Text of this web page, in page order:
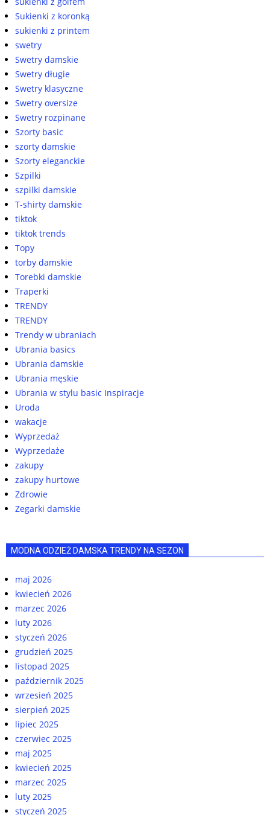
Sukienki z koronką
sukienki z printem
swetry
Swetry damskie
Swetry długie
Swetry klasyczne
Swetry oversize
Swetry rozpinane
Szorty basic
szorty damskie
Szorty eleganckie
Szpilki
szpilki damskie
T-shirty damskie
tiktok
tiktok trends
Topy
torby damskie
Torebki damskie
Traperki
TRENDY
TRENDY
Trendy w ubraniach
Ubrania basics
Ubrania damskie
Ubrania męskie
Ubrania w stylu basic Inspiracje
Uroda
wakacje
Wyprzedaż
Wyprzedaże
zakupy
zakupy hurtowe
Zdrowie
Zegarki damskie
MODNA ODZIEŻ DAMSKA TRENDY NA SEZON
maj 2026
kwiecień 2026
marzec 2026
luty 2026
styczeń 2026
grudzień 2025
listopad 2025
październik 2025
wrzesień 2025
sierpień 2025
lipiec 2025
czerwiec 2025
maj 2025
kwiecień 2025
marzec 2025
luty 2025
styczeń 2025